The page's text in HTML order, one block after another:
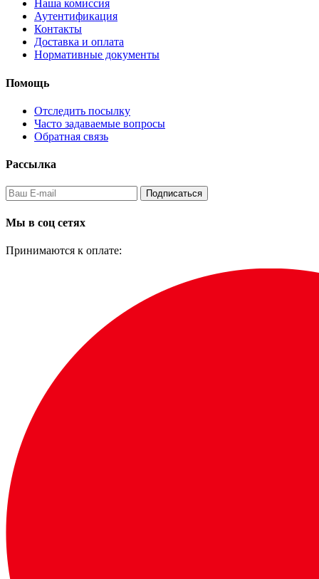
Наша комиссия
Аутентификация
Контакты
Доставка и оплата
Нормативные документы
Помощь
Отследить посылку
Часто задаваемые вопросы
Обратная связь
Рассылка
Подписаться
Мы в соц сетях
Принимаются к оплате: